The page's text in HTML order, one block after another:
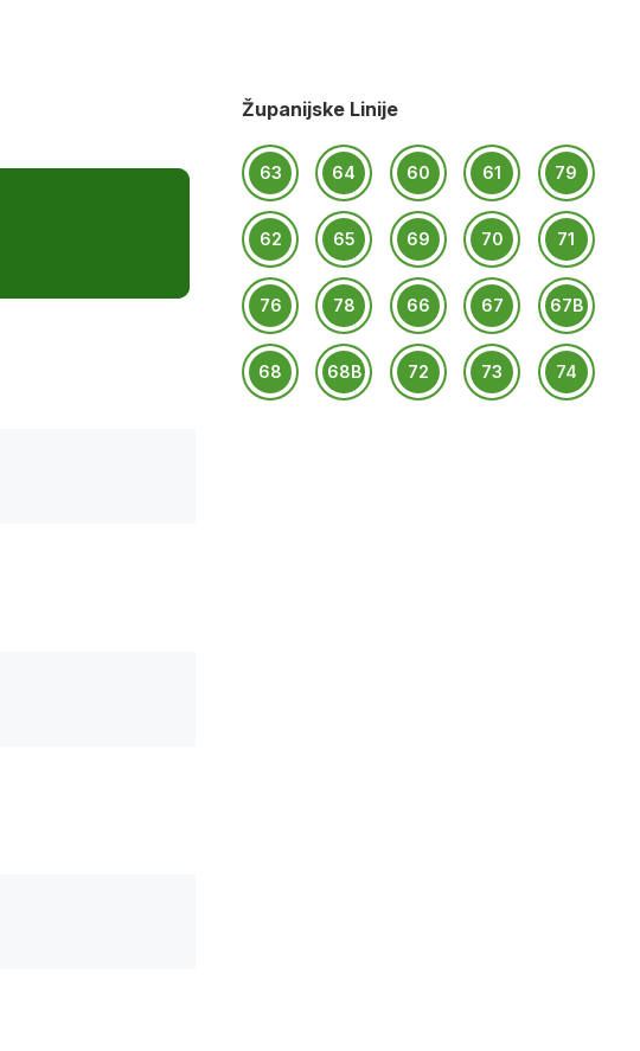
Županijske Linije
63 64 60 61 79
62 65 69 70 71
76 78 66 67 67B
68 68B 72 73 74